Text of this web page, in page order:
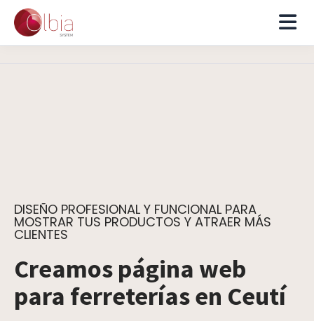
DISEÑO PROFESIONAL Y FUNCIONAL PARA
MOSTRAR TUS PRODUCTOS Y ATRAER MÁS
CLIENTES
Creamos página web
para ferreterías en Ceutí